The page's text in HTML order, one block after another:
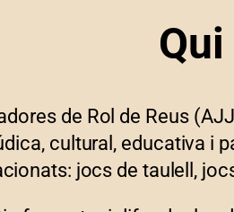
de Rol de Reus
cultural, educativa
jocs de taulell,